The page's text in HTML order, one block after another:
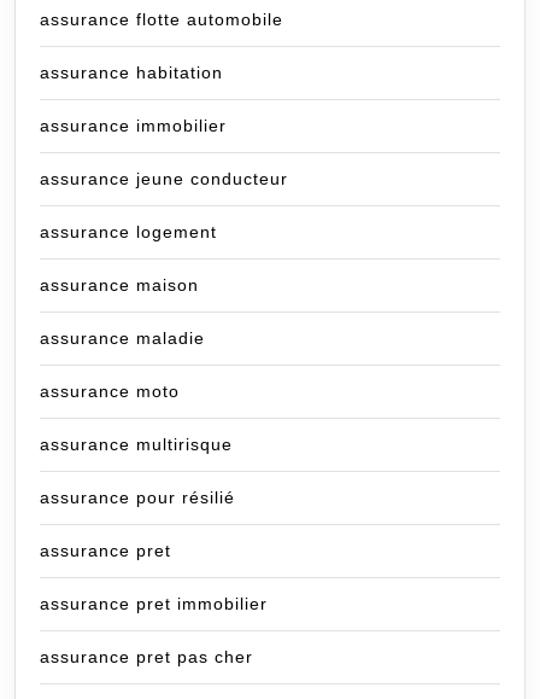
assurance flotte automobile
assurance habitation
assurance immobilier
assurance jeune conducteur
assurance logement
assurance maison
assurance maladie
assurance moto
assurance multirisque
assurance pour résilié
assurance pret
assurance pret immobilier
assurance pret pas cher